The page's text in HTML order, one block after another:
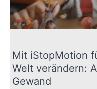
Mit iStopMotion
Welt verändern:
Gewand